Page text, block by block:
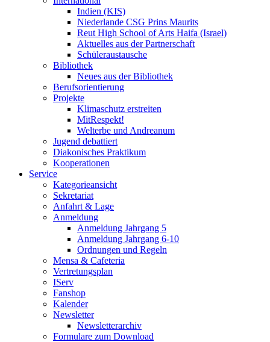
Indien (KIS)
Niederlande CSG Prins Maurits
Reut High School of Arts Haifa (Israel)
Aktuelles aus der Partnerschaft
Schüleraustausche
Bibliothek
Neues aus der Bibliothek
Berufsorientierung
Projekte
Klimaschutz erstreiten
MitRespekt!
Welterbe und Andreanum
Jugend debattiert
Diakonisches Praktikum
Kooperationen
Service
Kategorieansicht
Sekretariat
Anfahrt & Lage
Anmeldung
Anmeldung Jahrgang 5
Anmeldung Jahrgang 6-10
Ordnungen und Regeln
Mensa & Cafeteria
Vertretungsplan
IServ
Fanshop
Kalender
Newsletter
Newsletterarchiv
Formulare zum Download